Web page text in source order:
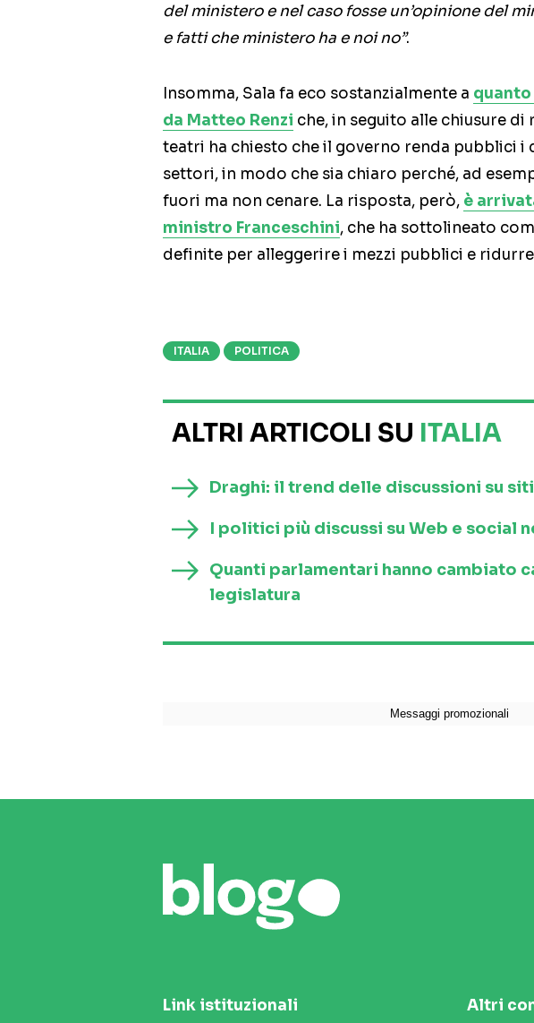
del ministero e nel caso fosse un’opinione del
e fatti che ministero ha e noi no”.
Insomma, Sala fa eco sostanzialmente a
da Matteo Renzi che, in seguito alle chiusure
teatri ha chiesto che il governo renda pubblici i
settori, in modo che sia chiaro perché, ad
fuori ma non cenare. La risposta, però, è
ministro Franceschini, che ha sottolineato
definite per alleggerire i mezzi pubblici e
ITALIA POLITICA
ALTRI ARTICOLI SU ITALIA
Draghi: il trend delle discussioni su
I politici più discussi su Web e social
Quanti parlamentari hanno cambiato
legislatura
Link istituzionali Altri